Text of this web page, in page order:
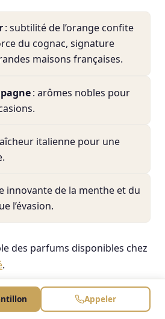
: subtilité de l’orange confite
du cognac, signature
maisons françaises.
: arômes nobles pour
italienne pour une
innovante de la menthe et du
l’évasion.
des parfums disponibles chez
.
soufflé glacé avec le menu
Appeler